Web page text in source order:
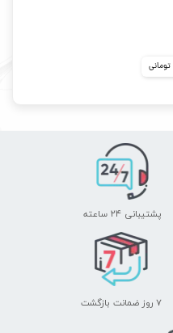
پشتیبانی ۲۴ ساعته
۷ روز ضمانت بازگشت